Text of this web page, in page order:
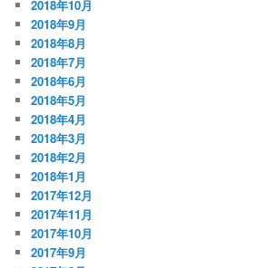
2018年10月
2018年9月
2018年8月
2018年7月
2018年6月
2018年5月
2018年4月
2018年3月
2018年2月
2018年1月
2017年12月
2017年11月
2017年10月
2017年9月